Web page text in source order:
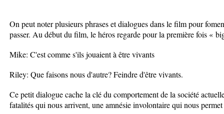
On peut noter plusieurs phrases et dialogues dans le film pour
passer. Au début du film, le héros regarde pour la première fois «
Mike: C'est comme s'ils jouaient à être vivants
Riley: Que faisons nous d'autre? Feindre d'être vivants.
Ce petit dialogue cache la clé du comportement de la société
fatalités qui nous arrivent, une amnésie involontaire qui nous